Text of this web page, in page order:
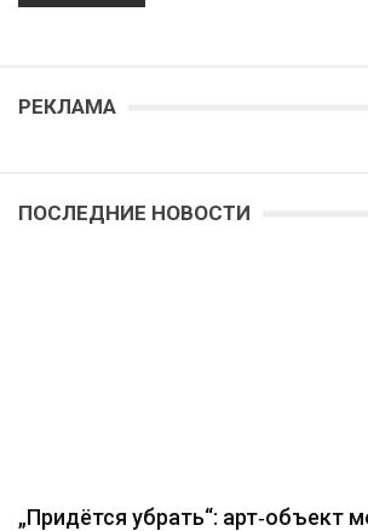
РЕКЛАМА
ПОСЛЕДНИЕ НОВОСТИ
„Придётся убрать“: арт‑объект